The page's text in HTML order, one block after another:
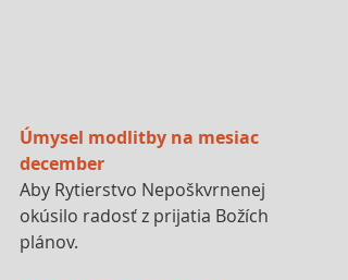
Úmysel modlitby na mesiac
december
Aby Rytierstvo Nepoškvrnenej
okúsilo radosť z prijatia Božích
plánov.